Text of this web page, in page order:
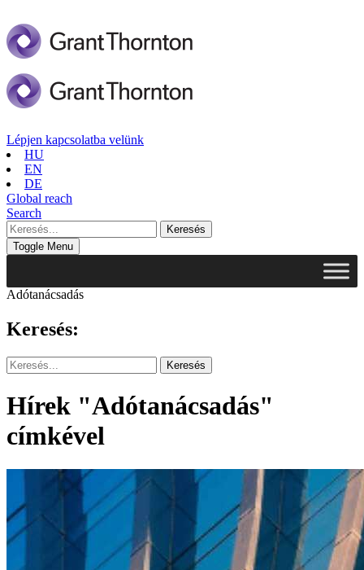
Lépjen kapcsolatba velünk
HU
EN
DE
Global reach
Search
Toggle Menu
Adótanácsadás
Keresés:
Hírek "Adótanácsadás"
címkével